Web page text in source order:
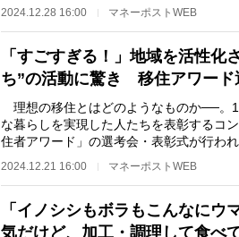
2024.12.28 16:00 マネーポストWEB
「すごすぎる！」地域を活性化
ち”の活動に驚き 移住アワー
理想の移住とはどのようなものか──。
な暮らしを実現した人たちを表彰するコ
住者アワード」の選考会・表彰式が行わ
2024.12.21 16:00 マネーポストWEB
「イノシシもボラもこんなにウ
気だけど、加工・調理して食べ